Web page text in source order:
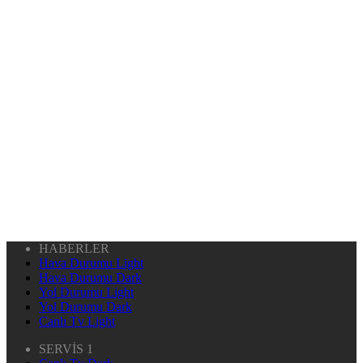
HABERLER
Hava Durumu Light
Hava Durumu Dark
Yol Durumu Light
Yol Durumu Dark
Canlı Tv Light
SERVİS 1